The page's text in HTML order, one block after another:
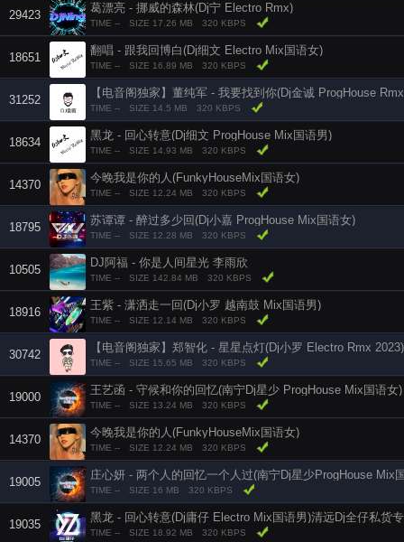
29423
葛漂亮 - 挪威的森林(Dj宁 Electro Rmx)
TIME -- SIZE 17.26 MB 320 KBPS
18651
翻唱 - 跟我回博白(Dj细文 Electro Mix国语女)
TIME -- SIZE 16.89 MB 320 KBPS
31252
【电音阁独家】董纯军 - 我要找到你(Dj金诚 ProgHouse
TIME -- SIZE 14.5 MB 320 KBPS
18634
黑龙 - 回心转意(Dj细文 ProgHouse Mix国语男)
TIME -- SIZE 14.93 MB 320 KBPS
14370
今晚我是你的人(FunkyHouseMix国语女)
TIME -- SIZE 12.24 MB 320 KBPS
18795
苏谭谭 - 醉过多少回(Dj小嘉 ProgHouse Mix国语女)
TIME -- SIZE 12.28 MB 320 KBPS
10505
DJ阿福 - 你是人间星光 李雨欣
TIME -- SIZE 142.84 MB 320 KBPS
18916
王紫 - 潇洒走一回(Dj小罗 越南鼓 Mix国语男)
TIME -- SIZE 12.14 MB 320 KBPS
30742
【电音阁独家】郑智化 - 星星点灯(Dj小罗 Electro Rmx 2023)
TIME -- SIZE 15.65 MB 320 KBPS
19000
王艺函 - 守候和你的回忆(南宁Dj星少 ProgHouse Mix国语女)
TIME -- SIZE 13.24 MB 320 KBPS
14370
今晚我是你的人(FunkyHouseMix国语女)
TIME -- SIZE 12.24 MB 320 KBPS
19005
庄心妍 - 两个人的回忆一个人过(南宁Dj星少ProgHouse Mix
TIME -- SIZE 16 MB 320 KBPS
19035
黑龙 - 回心转意(Dj庸仔 Electro Mix国语男)清远Dj全仔私货
TIME -- SIZE 18.92 MB 320 KBPS